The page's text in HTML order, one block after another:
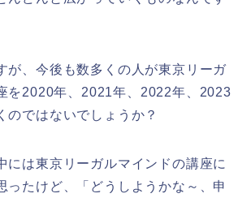
が、今後も数多くの人が東京リーガ
を2020年、2021年、2022年、2023
のではないでしょうか？
には東京リーガルマインドの講座に
ったけど、「どうしようかな～、申